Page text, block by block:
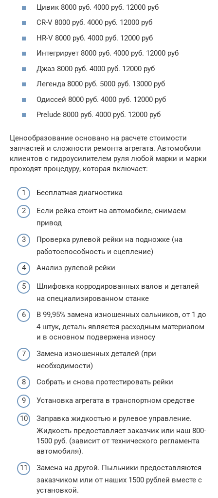
Цивик 8000 руб. 4000 руб. 12000 руб
CR-V 8000 руб. 4000 руб. 12000 руб
HR-V 8000 руб. 4000 руб. 12000 руб
Интегрирует 8000 руб. 4000 руб. 12000 руб
Джаз 8000 руб. 4000 руб. 12000 руб
Легенда 8000 руб. 5000 руб. 13000 руб
Одиссей 8000 руб. 4000 руб. 12000 руб
Prelude 8000 руб. 4000 руб. 12000 руб
Ценообразование основано на расчете стоимости
запчастей и сложности ремонта агрегата. Автомобили
клиентов с гидроусилителем руля любой марки и марки
проходят процедуру, которая включает:
Бесплатная диагностика
Если рейка стоит на автомобиле, снимаем
привод
Проверка рулевой рейки на подножке (на
работоспособность и сцепление)
Анализ рулевой рейки
Шлифовка корродированных валов и деталей
на специализированном станке
В 99,95% замена изношенных сальников, от 1 до
4 штук, деталь является расходным материалом
и в основном подвержена износу
Замена изношенных деталей (при
необходимости)
Собрать и снова протестировать рейки
Установка агрегата в транспортном средстве
Заправка жидкостью и рулевое управление.
Жидкость предоставляет заказчик или наш 800-
1500 руб. (зависит от технического регламента
автомобиля).
Замена на другой. Пыльники предоставляются
заказчиком или от наших 1500 рублей вместе с
установкой.